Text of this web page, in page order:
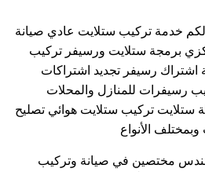
خدمة تركيب ستلايت عادي صيانة
برمجة ستلايت ورسيفر تركيب
رسيفر تجديد اشتراكات
رسيفرات للمنازل والمحلات
ستلايت تركيب ستلايت هوائي تصليح
الأنواع
مختصين في صيانة وتركيب